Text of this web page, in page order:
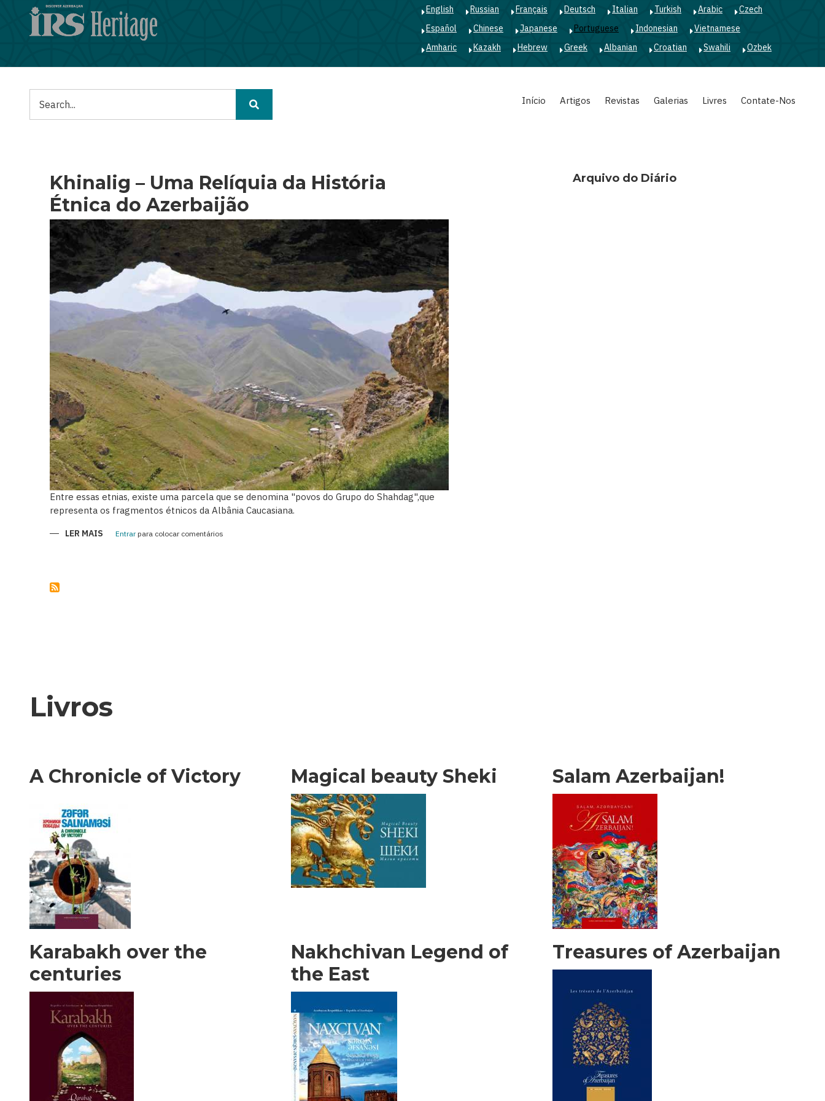
English Russian Français Deutsch Italian Turkish Arabic
Czech
Español
Chinese Japanese Portuguese Indonesian
Vietnamese
Amharic
Kazakh Hebrew Greek Albanian Croatian Swahili Ozbek
Início Artigos Revistas Galerias Livres Contate-Nos
Khinalig – Uma Relíquia da História
Étnica do Azerbaijão
Entre essas etnias, existe uma parcela que se denomina "povos do Grupo do Shahdag",que
representa os fragmentos étnicos da Albânia Caucasiana.
LER MAIS SOBRE
Entrarpara colocar comentários
Arquivo do Diário
Livros
A Chronicle of Victory Magical beauty Sheki Salam Azerbaijan!
Karabakh over the
centuries
Nakhchivan Legend of
the East
Treasures of Azerbaijan